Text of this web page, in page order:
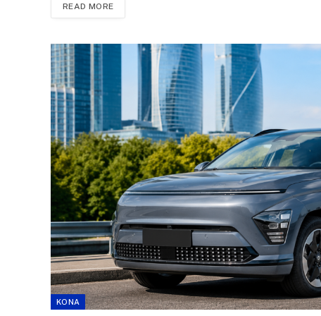
READ MORE
KONA